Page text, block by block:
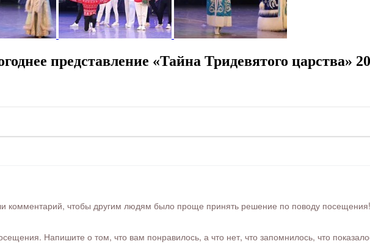
представление «Тайна Тридевятого царства»
комментарий, чтобы другим людям было проще принять решение по поводу посещения!
Напишите о том, что вам понравилось, а что нет, что запомнилось, что